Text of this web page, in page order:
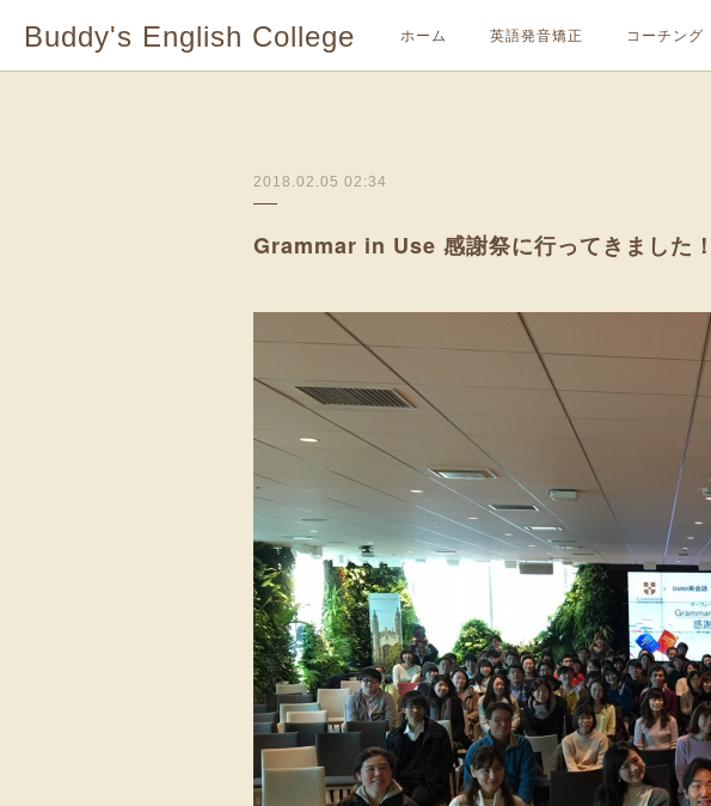
Buddy's English College ホーム 英語発音矯正 コーチング
2018.02.05 02:34
Grammar in Use 感謝祭に行ってきました！